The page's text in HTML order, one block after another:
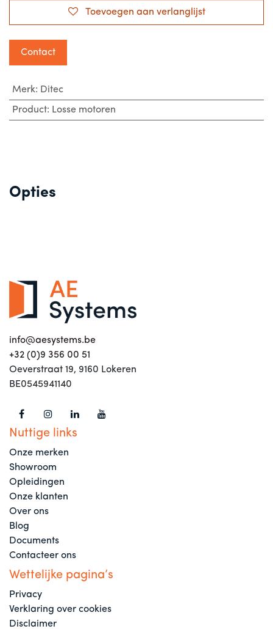
Toevoegen aan verlanglijst
Contact
Merk: Ditec
Product: Losse motoren
Opties
info@aesystems.be
+32 (0)9 356 00 51
Oeverstraat 19, 9160 Lokeren
BE0545941140
Nuttige links
Onze merken
Showroom
Opleidingen
Onze klanten
Over ons
Blog
Documents
Contacteer ons
Wettelijke pagina’s
Privacy
Verklaring over cookies
Disclaimer